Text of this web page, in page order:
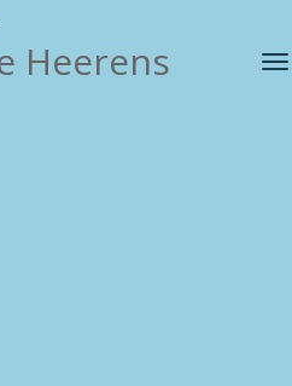
Heerens